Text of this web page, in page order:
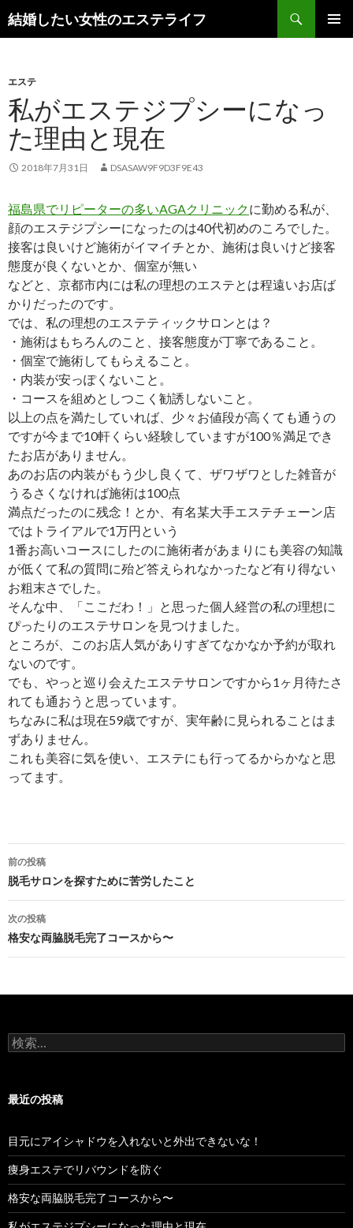
結婚したい女性のエステライフ
索
ン
ツ
へ
ス
キ
ッ
エステ
私がエステジプシーになっ
た理由と現在
2018年7月31日 DSASAW9F9D3F9E43
福島県でリピーターの多いAGAクリニックに勤める私が、
顔のエステジプシーになったのは40代初めのころでした。
接客は良いけど施術がイマイチとか、施術は良いけど接客
態度が良くないとか、個室が無い
などと、京都市内には私の理想のエステとは程遠いお店ば
かりだったのです。
では、私の理想のエステティックサロンとは？
・施術はもちろんのこと、接客態度が丁寧であること。
・個室で施術してもらえること。
・内装が安っぽくないこと。
・コースを組めとしつこく勧誘しないこと。
以上の点を満たしていれば、少々お値段が高くても通うの
ですが今まで10軒くらい経験していますが100％満足でき
たお店がありません。
あのお店の内装がもう少し良くて、ザワザワとした雑音が
うるさくなければ施術は100点
満点だったのに残念！とか、有名某大手エステチェーン店
ではトライアルで1万円という
1番お高いコースにしたのに施術者があまりにも美容の知識
が低くて私の質問に殆ど答えられなかったなど有り得ない
お粗末さでした。
そんな中、「ここだわ！」と思った個人経営の私の理想に
ぴったりのエステサロンを見つけました。
ところが、このお店人気がありすぎてなかなか予約が取れ
ないのです。
でも、やっと巡り会えたエステサロンですから1ヶ月待たさ
れても通おうと思っています。
ちなみに私は現在59歳ですが、実年齢に見られることはま
ずありません。
これも美容に気を使い、エステにも行ってるからかなと思
ってます。
投
稿
ナ
ビ
ゲ
ー
ョ
前の投稿
脱毛サロンを探すために苦労したこと
次の投稿
格安な両脇脱毛完了コースから〜
検
索:
最近の投稿
目元にアイシャドウを入れないと外出できないな！
痩身エステでリバウンドを防ぐ
格安な両脇脱毛完了コースから〜